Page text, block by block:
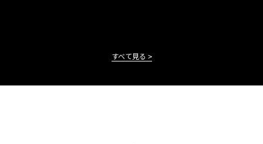
すべて見る